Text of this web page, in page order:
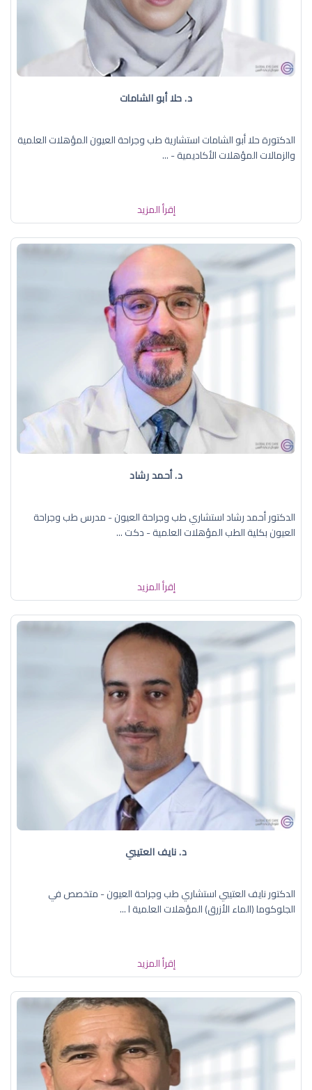
د. حلا أبو الشامات
الدكتورة حلا أبو الشامات استشارية طب وجراحة العيون المؤهلات العلمية
والزمالات المؤهلات الأكاديمية - ...
إقرأ المزيد
د. ‏أحمد رشاد
الدكتور أحمد رشاد استشاري طب وجراحة العيون - مدرس طب وجراحة
العيون بكلية الطب المؤهلات العلمية - دكت ...
إقرأ المزيد
د. نايف العتيبي
الدكتور نايف العتيبي استشاري طب وجراحة العيون - متخصص في
الجلوكوما (الماء الأزرق) المؤهلات العلمية ا ...
إقرأ المزيد